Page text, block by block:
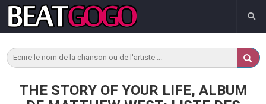
THE STORY OF YOUR LIFE, ALBUM